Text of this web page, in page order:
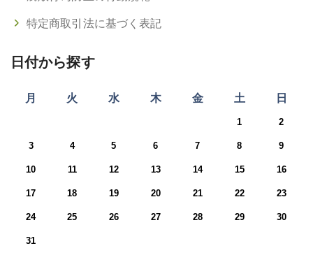
特定商取引法に基づく表記
日付から探す
月 火 水 木 金 土 日
1 2
3 4 5 6 7 8 9
10 11 12 13 14 15 16
17 18 19 20 21 22 23
24 25 26 27 28 29 30
31